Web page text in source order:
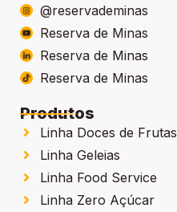
@reservademinas
Reserva de Minas
Reserva de Minas
Reserva de Minas
Produtos
Linha Doces de Frutas
Linha Geleias
Linha Food Service
Linha Zero Açúcar